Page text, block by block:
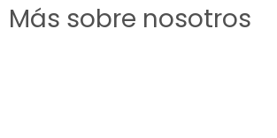
Más sobre nosotros